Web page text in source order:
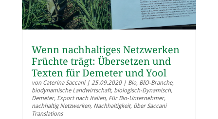
Wenn nachhaltiges Netzwerken
Früchte trägt: Übersetzen und
Texten für Demeter und Yool
von Caterina Saccani| 25.09.2020| Bio, BIO-Branche,
biodynamische Landwirtschaft, biologisch-Dynamisch,
Demeter, Export nach Italien, Für Bio-Unternehmer,
nachhaltig Netzwerken, Nachhaltigkeit, über Saccani
Translations